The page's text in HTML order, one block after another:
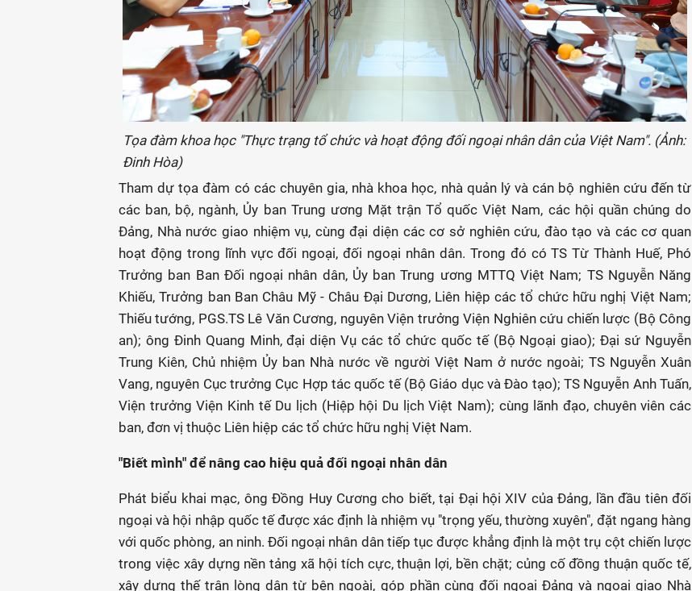
Tọa đàm khoa học "Thực trạng tổ chức và hoạt động đối ngoại nhân dân của Việt Nam". (Ảnh:
Đinh Hòa)
Tham dự tọa đàm có các chuyên gia, nhà khoa học, nhà quản lý và cán bộ nghiên cứu đến từ
các ban, bộ, ngành, Ủy ban Trung ương Mặt trận Tổ quốc Việt Nam, các hội quần chúng do
Đảng, Nhà nước giao nhiệm vụ, cùng đại diện các cơ sở nghiên cứu, đào tạo và các cơ quan
hoạt động trong lĩnh vực đối ngoại, đối ngoại nhân dân. Trong đó có TS Từ Thành Huế, Phó
Trưởng ban Ban Đối ngoại nhân dân, Ủy ban Trung ương MTTQ Việt Nam; TS Nguyễn Năng
Khiếu, Trưởng ban Ban Châu Mỹ - Châu Đại Dương, Liên hiệp các tổ chức hữu nghị Việt Nam;
Thiếu tướng, PGS.TS Lê Văn Cương, nguyên Viện trưởng Viện Nghiên cứu chiến lược (Bộ Công
an); ông Đinh Quang Minh, đại diện Vụ các tổ chức quốc tế (Bộ Ngoại giao); Đại sứ Nguyễn
Trung Kiên, Chủ nhiệm Ủy ban Nhà nước về người Việt Nam ở nước ngoài; TS Nguyễn Xuân
Vang, nguyên Cục trưởng Cục Hợp tác quốc tế (Bộ Giáo dục và Đào tạo); TS Nguyễn Anh Tuấn,
Viện trưởng Viện Kinh tế Du lịch (Hiệp hội Du lịch Việt Nam); cùng lãnh đạo, chuyên viên các
ban, đơn vị thuộc Liên hiệp các tổ chức hữu nghị Việt Nam.
"Biết mình" để nâng cao hiệu quả đối ngoại nhân dân
Phát biểu khai mạc, ông Đồng Huy Cương cho biết, tại Đại hội XIV của Đảng, lần đầu tiên đối
ngoại và hội nhập quốc tế được xác định là nhiệm vụ "trọng yếu, thường xuyên", đặt ngang hàng
với quốc phòng, an ninh. Đối ngoại nhân dân tiếp tục được khẳng định là một trụ cột chiến lược
trong việc xây dựng nền tảng xã hội tích cực, thuận lợi, bền chặt; củng cố đồng thuận quốc tế,
xây dựng thế trận lòng dân từ bên ngoài, góp phần cùng đối ngoại Đảng và ngoại giao Nhà